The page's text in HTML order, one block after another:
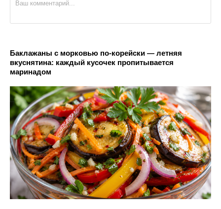
Баклажаны с морковью по-корейски — летняя
вкуснятина: каждый кусочек пропитывается
маринадом